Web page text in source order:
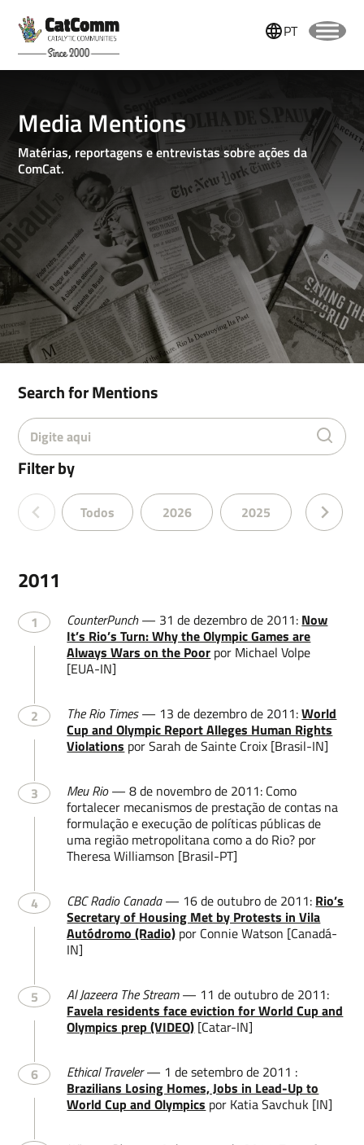
PT
Media Mentions
Matérias, reportagens e entrevistas sobre ações da
ComCat.
Filter by
Todos 2026 2025 2024
Search for Mentions
2011
1 CounterPunch— 31 de dezembro de 2011: Now
It’s Rio’s Turn: Why the Olympic Games are
Always Wars on the Poor por Michael Volpe
[EUA-IN]
2 The Rio Times— 13 de dezembro de 2011:World
Cup and Olympic Report Alleges Human Rights
Violations por Sarah de Sainte Croix [Brasil-IN]
3 Meu Rio— 8 de novembro de 2011: Como
fortalecer mecanismos de prestação de contas na
formulação e execução de políticas públicas de
uma região metropolitana como a do Rio? por
Theresa Williamson [Brasil-PT]
4 CBC Radio Canada— 16 de outubro de 2011: Rio’s
Secretary of Housing Met by Protests in Vila
Autódromo (Radio) por Connie Watson [Canadá-
IN]
5 Al Jazeera The Stream— 11 de outubro de 2011:
Favela residents face eviction for World Cup and
Olympics prep (VIDEO) [Catar-IN]
6 Ethical Traveler— 1 de setembro de 2011 :
Brazilians Losing Homes, Jobs in Lead-Up to
World Cup and Olympics por Katia Savchuk [IN]
Name
Lastname
Email
Leave a message
Enviar